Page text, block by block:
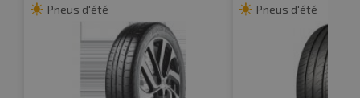
Pneus d'été Pneus d'été